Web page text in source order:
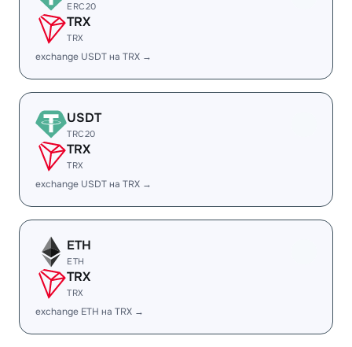
ERC20
TRX
TRX
exchange USDT на TRX →
USDT
TRC20
TRX
TRX
exchange USDT на TRX →
ETH
ETH
TRX
TRX
exchange ETH на TRX →